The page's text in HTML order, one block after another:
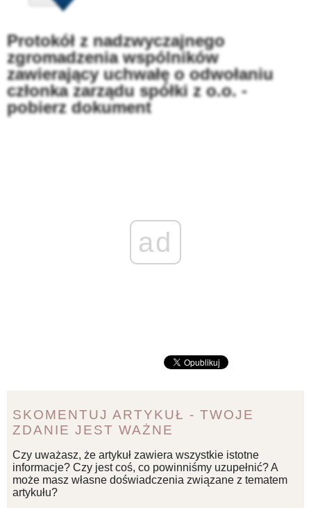
Protokół z nadzwyczajnego
zgromadzenia wspólników
zawierający uchwałę o odwołaniu
członka zarządu spółki z o.o. -
pobierz dokument
ad
SKOMENTUJ ARTYKUŁ - TWOJE
ZDANIE JEST WAŻNE
Czy uważasz, że artykuł zawiera wszystkie istotne
informacje? Czy jest coś, co powinniśmy uzupełnić? A
może masz własne doświadczenia związane z tematem
artykułu?